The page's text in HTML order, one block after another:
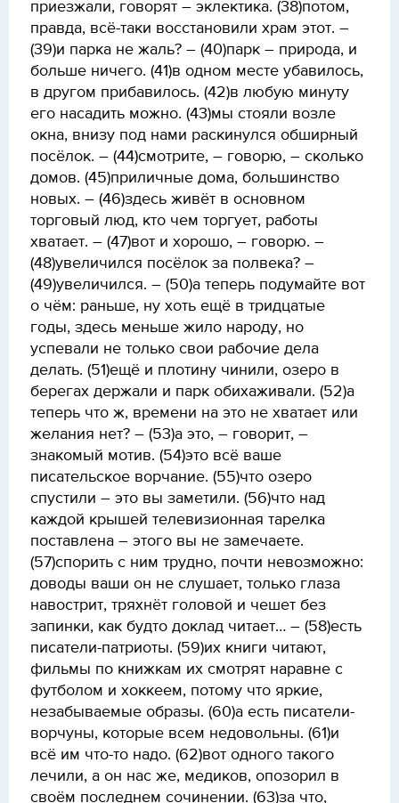
приезжали, говорят – эклектика. (38)потом,
правда, всё-таки восстановили храм этот. –
(39)и парка не жаль? – (40)парк – природа, и
больше ничего. (41)в одном месте убавилось,
в другом прибавилось. (42)в любую минуту
его насадить можно. (43)мы стояли возле
окна, внизу под нами раскинулся обширный
посёлок. – (44)смотрите, – говорю, – сколько
домов. (45)приличные дома, большинство
новых. – (46)здесь живёт в основном
торговый люд, кто чем торгует, работы
хватает. – (47)вот и хорошо, – говорю. –
(48)увеличился посёлок за полвека? –
(49)увеличился. – (50)а теперь подумайте вот
о чём: раньше, ну хоть ещё в тридцатые
годы, здесь меньше жило народу, но
успевали не только свои рабочие дела
делать. (51)ещё и плотину чинили, озеро в
берегах держали и парк обихаживали. (52)а
теперь что ж, времени на это не хватает или
желания нет? – (53)а это, – говорит, –
знакомый мотив. (54)это всё ваше
писательское ворчание. (55)что озеро
спустили – это вы заметили. (56)что над
каждой крышей телевизионная тарелка
поставлена – этого вы не замечаете.
(57)спорить с ним трудно, почти невозможно:
доводы ваши он не слушает, только глаза
навострит, тряхнёт головой и чешет без
запинки, как будто доклад читает… – (58)есть
писатели-патриоты. (59)их книги читают,
фильмы по книжкам их смотрят наравне с
футболом и хоккеем, потому что яркие,
незабываемые образы. (60)а есть писатели-
ворчуны, которые всем недовольны. (61)и
всё им что-то надо. (62)вот одного такого
лечили, а он нас же, медиков, опозорил в
своём последнем сочинении. (63)за что,